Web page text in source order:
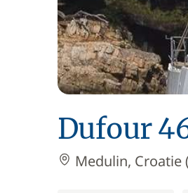
Dufour
Medulin, Croatie